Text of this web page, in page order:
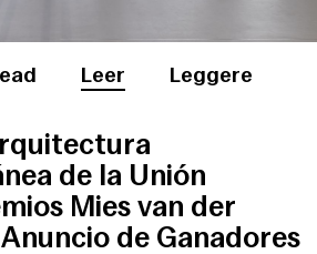
Leer Leggere
de la Unión
Mies van der
de Ganadores